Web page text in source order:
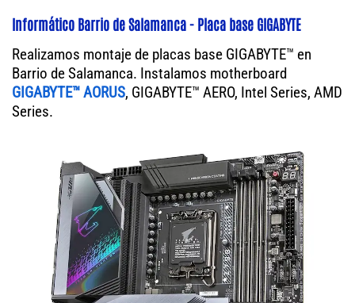
Informático Barrio de Salamanca - Placa base GIGABYTE
Realizamos montaje de placas base GIGABYTE™ en
Barrio de Salamanca. Instalamos motherboard
GIGABYTE™ AORUS, GIGABYTE™ AERO, Intel Series, AMD
Series.